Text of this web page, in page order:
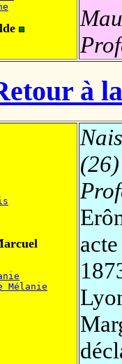
à
Mélanie
(26)